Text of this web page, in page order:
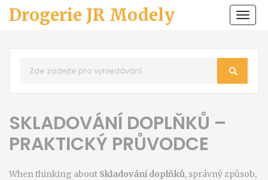
Drogerie JR Modely
SKLADOVÁNÍ DOPLŇKŮ –
PRAKTICKÝ PRŮVODCE
When thinking about Skladování doplňků, správný způsob,